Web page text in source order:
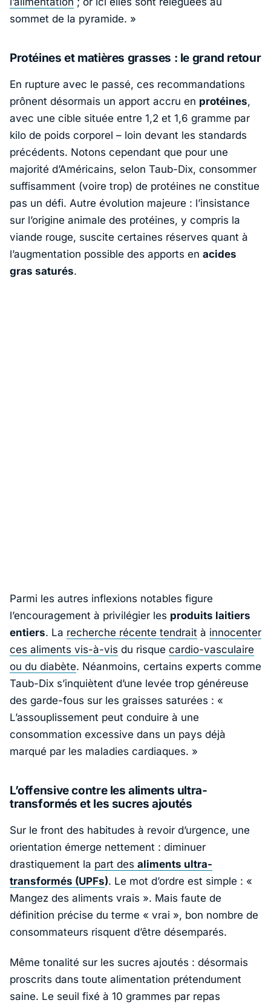
sommet de la pyramide. »
Protéines et matières grasses : le grand retour
En rupture avec le passé, ces recommandations
prônent désormais un apport accru en protéines,
avec une cible située entre 1,2 et 1,6 gramme par
kilo de poids corporel – loin devant les standards
précédents. Notons cependant que pour une
majorité d’Américains, selon Taub-Dix, consommer
suffisamment (voire trop) de protéines ne constitue
pas un défi. Autre évolution majeure : l’insistance
sur l’origine animale des protéines, y compris la
viande rouge, suscite certaines réserves quant à
l’augmentation possible des apports en acides
gras saturés.
Parmi les autres inflexions notables figure
l’encouragement à privilégier les produits laitiers
entiers. La recherche récente tendrait à innocenter
ces aliments vis-à-vis du risque cardio-vasculaire
ou du diabète. Néanmoins, certains experts comme
Taub-Dix s’inquiètent d’une levée trop généreuse
des garde-fous sur les graisses saturées : «
L’assouplissement peut conduire à une
consommation excessive dans un pays déjà
marqué par les maladies cardiaques. »
L’offensive contre les aliments ultra-
transformés et les sucres ajoutés
Sur le front des habitudes à revoir d’urgence, une
orientation émerge nettement : diminuer
drastiquement la part des aliments ultra-
transformés (UPFs). Le mot d’ordre est simple : «
Mangez des aliments vrais ». Mais faute de
définition précise du terme « vrai », bon nombre de
consommateurs risquent d’être désemparés.
Même tonalité sur les sucres ajoutés : désormais
proscrits dans toute alimentation prétendument
saine. Le seuil fixé à 10 grammes par repas